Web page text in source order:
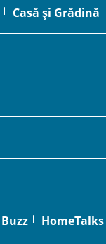
Casă și Grădină
HomeTalks